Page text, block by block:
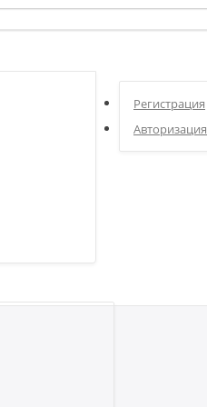
Регистрация
Авторизация